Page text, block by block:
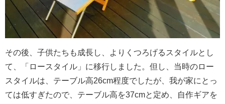
その後、子供たちも成長し、よりくつろげるスタイルとし
て、「ロースタイル」に移行しました。但し、当時のロー
スタイルは、テーブル高26cm程度でしたが、我が家にとっ
ては低すぎたので、テーブル高を37cmと定め、自作ギアを